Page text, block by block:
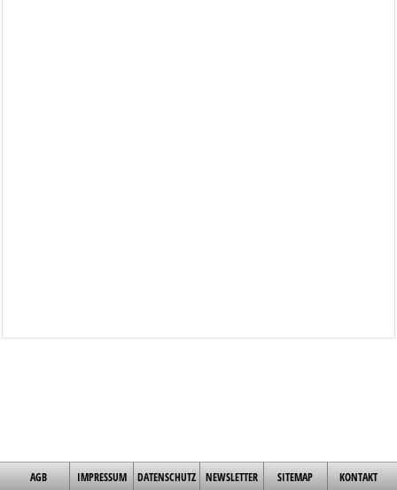
AGB IMPRESSUM DATENSCHUTZ NEWSLETTER SITEMAP KONTAKT